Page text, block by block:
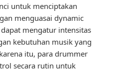
untuk menciptakan
menguasai dynamic
mengatur intensitas
kebutuhan musik yang
itu, para drummer
secara rutin untuk